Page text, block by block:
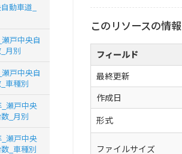
このリソースの情報
フィールド
最終更新
作成日
形式
ファイルサイズ
動車道_
戸中央自
月別
戸中央自
車種別
瀬戸中央
_月別
瀬戸中央
_車種別